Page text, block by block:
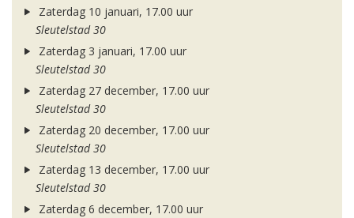
Zaterdag 10 januari, 17.00 uur
Sleutelstad 30
Zaterdag 3 januari, 17.00 uur
Sleutelstad 30
Zaterdag 27 december, 17.00 uur
Sleutelstad 30
Zaterdag 20 december, 17.00 uur
Sleutelstad 30
Zaterdag 13 december, 17.00 uur
Sleutelstad 30
Zaterdag 6 december, 17.00 uur